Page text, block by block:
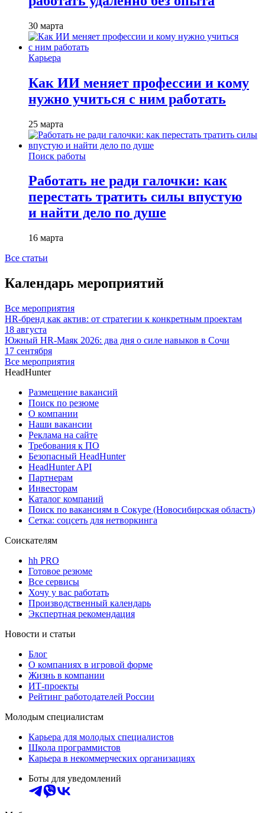
30 марта
Карьера
Как ИИ меняет профессии и кому
нужно учиться с ним работать
25 марта
Поиск работы
Работать не ради галочки: как
перестать тратить силы впустую
и найти дело по душе
16 марта
Все статьи
Календарь мероприятий
Все мероприятия
HR-бренд как актив: от стратегии к конкретным проектам
18 августа
Южный HR-Маяк 2026: два дня о силе навыков в Сочи
17 сентября
Все мероприятия
HeadHunter
Размещение вакансий
Поиск по резюме
О компании
Наши вакансии
Реклама на сайте
Требования к ПО
Безопасный HeadHunter
HeadHunter API
Партнерам
Инвесторам
Каталог компаний
Поиск по вакансиям в Сокуре (Новосибирская область)
Сетка: соцсеть для нетворкинга
Соискателям
hh PRO
Готовое резюме
Все сервисы
Хочу у вас работать
Производственный календарь
Экспертная рекомендация
Новости и статьи
Блог
О компаниях в игровой форме
Жизнь в компании
ИТ-проекты
Рейтинг работодателей России
Молодым специалистам
Карьера для молодых специалистов
Школа программистов
Карьера в некоммерческих организациях
Боты для уведомлений